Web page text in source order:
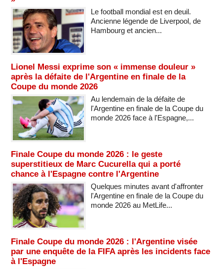
Le football mondial est en deuil.
Ancienne légende de Liverpool, de
Hambourg et ancien...
Lionel Messi exprime son « immense douleur »
après la défaite de l'Argentine en finale de la
Coupe du monde 2026
Au lendemain de la défaite de
l'Argentine en finale de la Coupe du
monde 2026 face à l'Espagne,...
Finale Coupe du monde 2026 : le geste
superstitieux de Marc Cucurella qui a porté
chance à l'Espagne contre l'Argentine
Quelques minutes avant d'affronter
l'Argentine en finale de la Coupe du
monde 2026 au MetLife...
Finale Coupe du monde 2026 : l'Argentine visée
par une enquête de la FIFA après les incidents face
à l'Espagne